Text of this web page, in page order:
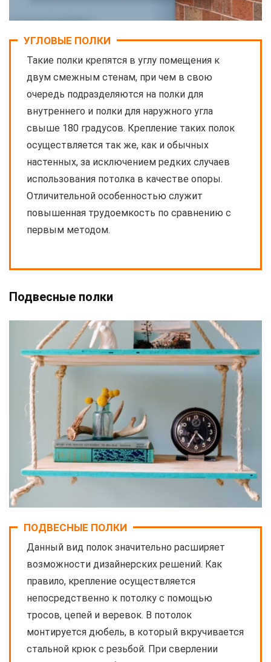
УГЛОВЫЕ ПОЛКИ
Такие полки крепятся в углу помещения к
двум смежным стенам, при чем в свою
очередь подразделяются на полки для
внутреннего и полки для наружного угла
свыше 180 градусов. Крепление таких полок
осуществляется так же, как и обычных
настенных, за исключением редких случаев
использования потолка в качестве опоры.
Отличительной особенностью служит
повышенная трудоемкость по сравнению с
первым методом.
Подвесные полки
ПОДВЕСНЫЕ ПОЛКИ
Данный вид полок значительно расширяет
возможности дизайнерских решений. Как
правило, крепление осуществляется
непосредственно к потолку с помощью
тросов, цепей и веревок. В потолок
монтируется дюбель, в который вкручивается
стальной крюк с резьбой. При сверлении